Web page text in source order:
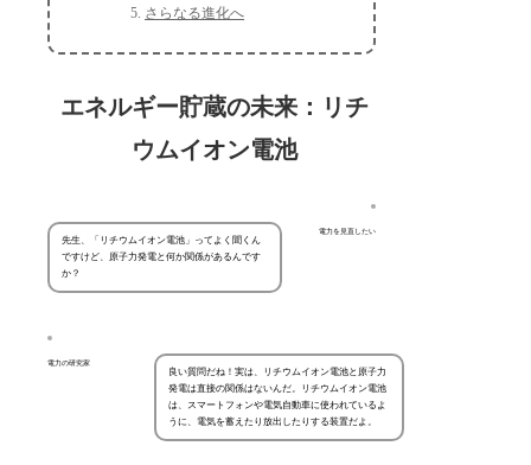
さらなる進化へ
エネルギー貯蔵の未来：リチ
ウムイオン電池
電力を見直したい
先生、「リチウムイオン電池」ってよく聞くん
ですけど、原子力発電と何か関係があるんです
か？
電力の研究家
良い質問だね！実は、リチウムイオン電池と原子力
発電は直接の関係はないんだ。リチウムイオン電池
は、スマートフォンや電気自動車に使われているよ
うに、電気を蓄えたり放出したりする装置だよ。